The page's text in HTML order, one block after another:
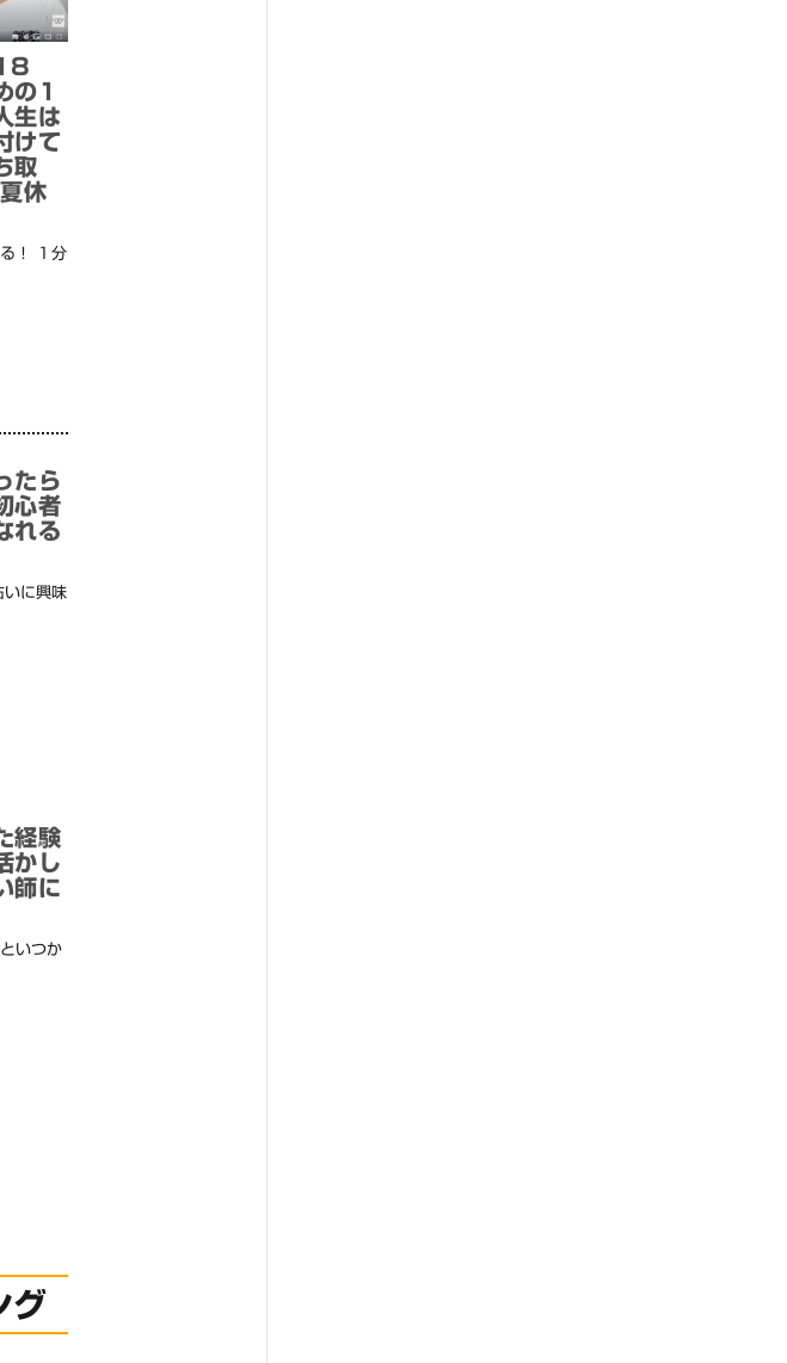
の1
生は
けて
取
休
！ １分
たら
心者
れる
いに興味
経験
かし
師に
いつか
グ